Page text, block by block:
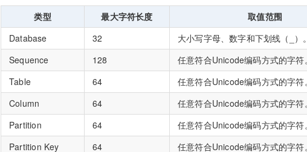
类型 最大字符长度
取值范围
Database
32
大小写字母、数字和下划线（_）。
Sequence
128
任意符合Unicode编码方式的字符。
Table
64
任意符合Unicode编码方式的字符。
Column
64
任意符合Unicode编码方式的字符。
Partition
64
任意符合Unicode编码方式的字符。
Partition Key
64
任意符合Unicode编码方式的字符。